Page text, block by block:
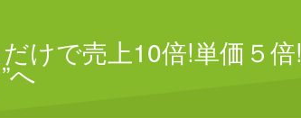
けで売上10倍!単価５倍!
へ